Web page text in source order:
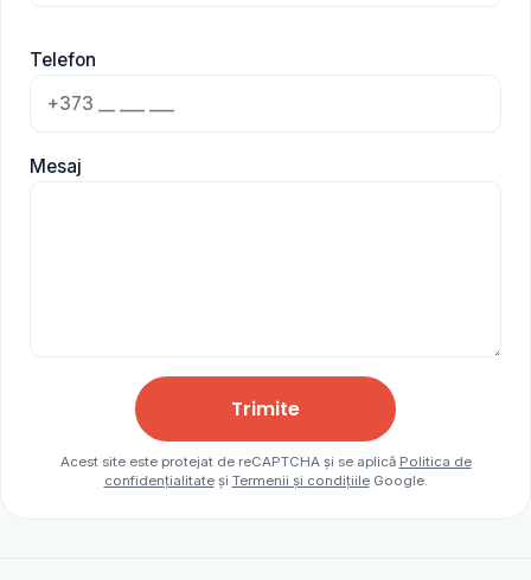
Telefon
Mesaj
Trimite
Acest site este protejat de reCAPTCHA și se aplică Politica de
confidențialitateși Termenii și condițiileGoogle.